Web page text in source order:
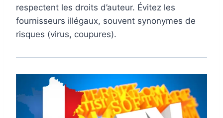
respectent les droits d’auteur. Évitez les
fournisseurs illégaux, souvent synonymes de
risques (virus, coupures).